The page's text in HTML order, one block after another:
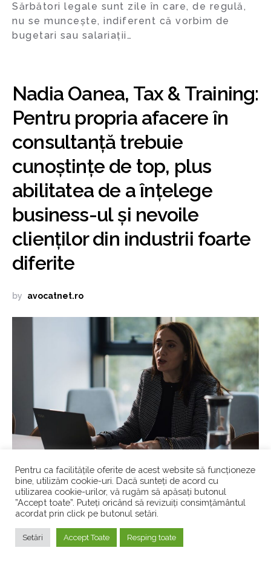
Sărbători legale sunt zile în care, de regulă,
nu se muncește, indiferent că vorbim de
bugetari sau salariații…
Nadia Oanea, Tax & Training:
Pentru propria afacere în
consultanță trebuie
cunoștințe de top, plus
abilitatea de a înțelege
business-ul și nevoile
clienților din industrii foarte
diferite
by avocatnet.ro
Studiul ar trebui să fie principala principala
preocupare pe perioada studenției, spune
Nadia Oanea, consultant fiscal, expert
contabil…
Pentru ca facilitățile oferite de acest website să funcționeze
bine, utilizăm cookie-uri. Dacă sunteți de acord cu
utilizarea cookie-urilor, vă rugăm să apăsați butonul
”Accept toate”. Puteți oricând să revizuiți consimțământul
acordat prin click pe butonul setări.
Setări Accept Toate Resping toate